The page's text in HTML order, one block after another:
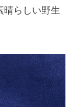
晴らしい野生